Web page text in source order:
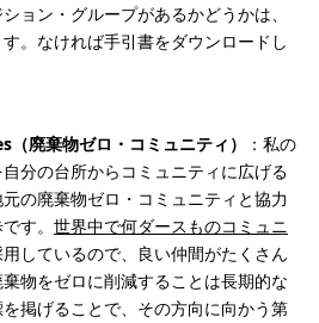
ョン・グループがあるかどうかは、
。なければ手引書をダウンロードし
廃棄物ゼロ・コミュニティ）
：私の
分の台所からコミュニティに広げる
の廃棄物ゼロ・コミュニティと協力
す。 世界中で何ダースものコミュニ
しているので、良い仲間がたくさん
物をゼロに削減することは長期的な
掲げることで、その方向に向かう第